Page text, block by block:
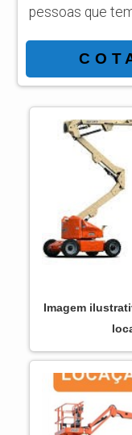
pessoas que
É um
com uma fácil
destaca por ser
ser carregada
apresenta
buracos, além
trabalho que se
serviço.
Imagem